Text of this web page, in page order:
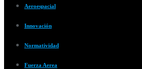
Aeroespacial
Innovación
Normatividad
Fuerza Aerea